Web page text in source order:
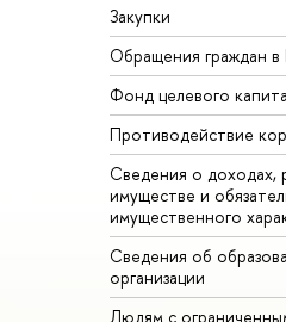
Закупки
Обращения граждан
Фонд целевого
Противодействие
Сведения о доходах,
имуществе и
имущественного
Сведения об
организации
Людям с